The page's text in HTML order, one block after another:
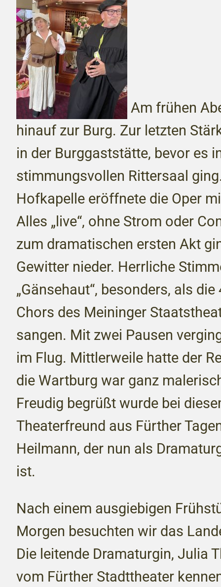
Am frühen
hinauf zur Burg. Zur letzten
in der Burggaststätte, bevor es
stimmungsvollen Rittersaal
Hofkapelle eröffnete die Oper
Alles „live“, ohne Strom oder
zum dramatischen ersten Akt
Gewitter nieder. Herrliche
„Gänsehaut“, besonders, als
Chors des Meininger
sangen. Mit zwei Pausen
im Flug. Mittlerweile hatte der
die Wartburg war ganz
Freudig begrüßt wurde bei
Theaterfreund aus Fürther
Heilmann, der nun als
ist.
Nach einem ausgiebigen
Morgen besuchten wir das
Die leitende Dramaturgin, Julia
vom Fürther Stadttheater